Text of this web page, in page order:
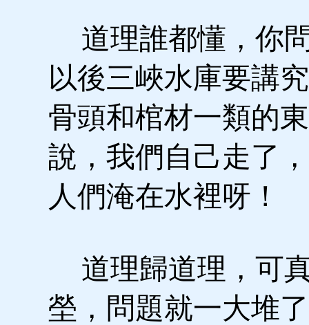
道理誰都懂，你
以後三峽水庫要講
骨頭和棺材一類的
說，我們自己走了
人們淹在水裡呀！
道理歸道理，可
塋，問題就一大堆